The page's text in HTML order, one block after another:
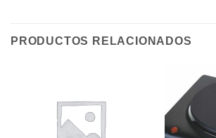
PRODUCTOS RELACIONADOS